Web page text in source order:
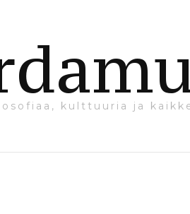
kulttuuria ja